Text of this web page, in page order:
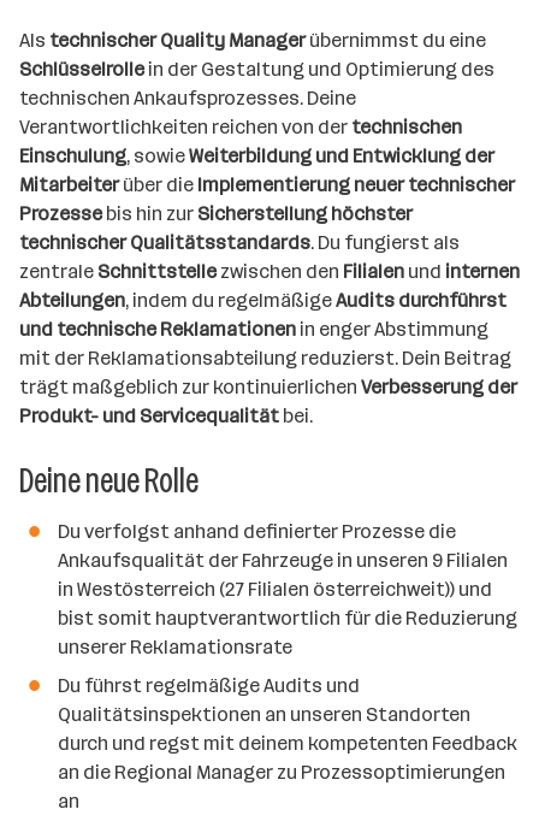
h
l
Als technischer Quality Managerübernimmst du eine
Schlüsselrollein der Gestaltung und Optimierung des
technischen Ankaufsprozesses. Deine
Verantwortlichkeiten reichen von der technischen
Einschulung, sowieWeiterbildung und Entwicklung der
Mitarbeiterüber die Implementierung neuer technischer
Prozessebis hin zur Sicherstellung höchster
technischer Qualitätsstandards. Du fungierst als
zentrale Schnittstellezwischen den Filialen und internen
Abteilungen, indem du regelmäßigeAudits durchführst
und technische Reklamationen in enger Abstimmung
mit der Reklamationsabteilung reduzierst. Dein Beitrag
trägt maßgeblich zur kontinuierlichen Verbesserung der
Produkt- und Servicequalität bei.
Deine neue Rolle
Du verfolgst anhand definierter Prozesse die
Ankaufsqualität der Fahrzeuge in unseren 9 Filialen
in Westösterreich (27 Filialen österreichweit)) und
bist somit hauptverantwortlich für die Reduzierung
unserer Reklamationsrate
Du führst regelmäßige Audits und
Qualitätsinspektionen an unseren Standorten
durch und regst mit deinem kompetenten Feedback
an die Regional Manager zu Prozessoptimierungen
an